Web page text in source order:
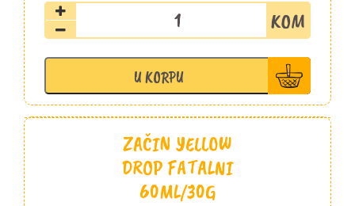
Začin
Grill
Fatalni
60ml/30g
količina
U KORPU
ZAČIN YELLOW
DROP FATALNI
60ML/30G